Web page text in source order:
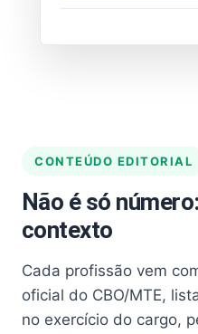
CONTEÚDO EDITORIAL
Não é só
contexto
Cada profissão vem
oficial do CBO/MTE,
no exercício do cargo,